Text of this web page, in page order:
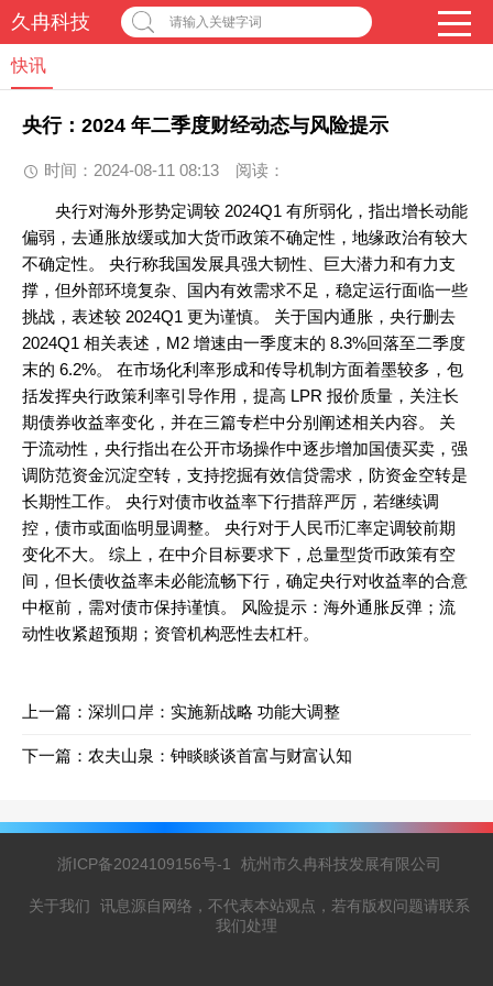
久冉科技 请输入关键字词
快讯
央行：2024 年二季度财经动态与风险提示
时间：2024-08-11 08:13 阅读：
央行对海外形势定调较 2024Q1 有所弱化，指出增长动能
偏弱，去通胀放缓或加大货币政策不确定性，地缘政治有较大
不确定性。 央行称我国发展具强大韧性、巨大潜力和有力支
撑，但外部环境复杂、国内有效需求不足，稳定运行面临一些
挑战，表述较 2024Q1 更为谨慎。 关于国内通胀，央行删去
2024Q1 相关表述，M2 增速由一季度末的 8.3%回落至二季度
末的 6.2%。 在市场化利率形成和传导机制方面着墨较多，包
括发挥央行政策利率引导作用，提高 LPR 报价质量，关注长
期债券收益率变化，并在三篇专栏中分别阐述相关内容。 关
于流动性，央行指出在公开市场操作中逐步增加国债买卖，强
调防范资金沉淀空转，支持挖掘有效信贷需求，防资金空转是
长期性工作。 央行对债市收益率下行措辞严厉，若继续调
控，债市或面临明显调整。 央行对于人民币汇率定调较前期
变化不大。 综上，在中介目标要求下，总量型货币政策有空
间，但长债收益率未必能流畅下行，确定央行对收益率的合意
中枢前，需对债市保持谨慎。 风险提示：海外通胀反弹；流
动性收紧超预期；资管机构恶性去杠杆。
上一篇： 深圳口岸：实施新战略 功能大调整
下一篇： 农夫山泉：钟睒睒谈首富与财富认知
浙ICP备2024109156号-1 杭州市久冉科技发展有限公司
关于我们
讯息源自网络，不代表本站观点，若有版权问题请联系
我们处理